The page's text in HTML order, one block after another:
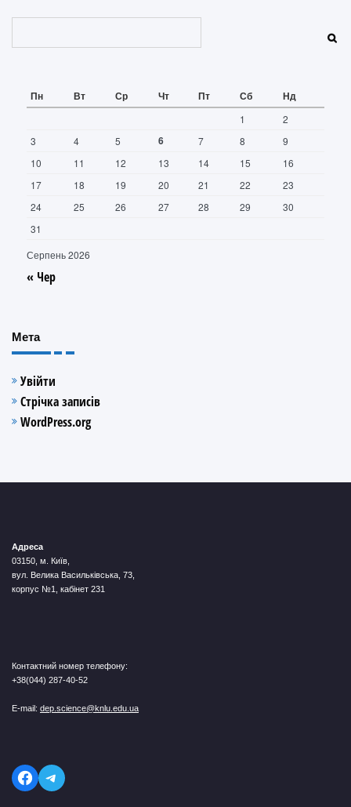
Серпень 2026
Пн Вт Ср Чт Пт Сб Нд
1
2
3
4 5 6 7 8
9
10
11 12 13 14 15
16
17
18 19 20 21 22
23
24
25 26 27 28 29
30
31
« Чер
Мета
Увійти
Стрічка записів
WordPress.org
Адреса
03150, м. Київ,
вул. Велика Васильківська, 73,
корпус №1, кабінет 231
Контактний номер телефону:
+38(044) 287-40-52
E-mail: dep.science@knlu.edu.ua
Telegram